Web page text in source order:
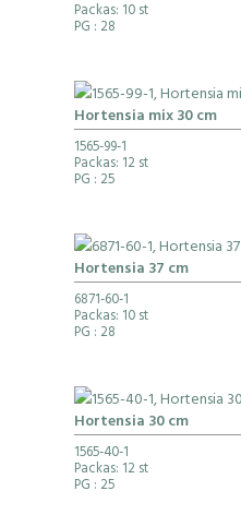
Packas: 10 st
PG : 28
Hortensia mix 30 cm
1565-99-1
Packas: 12 st
PG : 25
Hortensia 37 cm
6871-60-1
Packas: 10 st
PG : 28
Hortensia 30 cm
1565-40-1
Packas: 12 st
PG : 25